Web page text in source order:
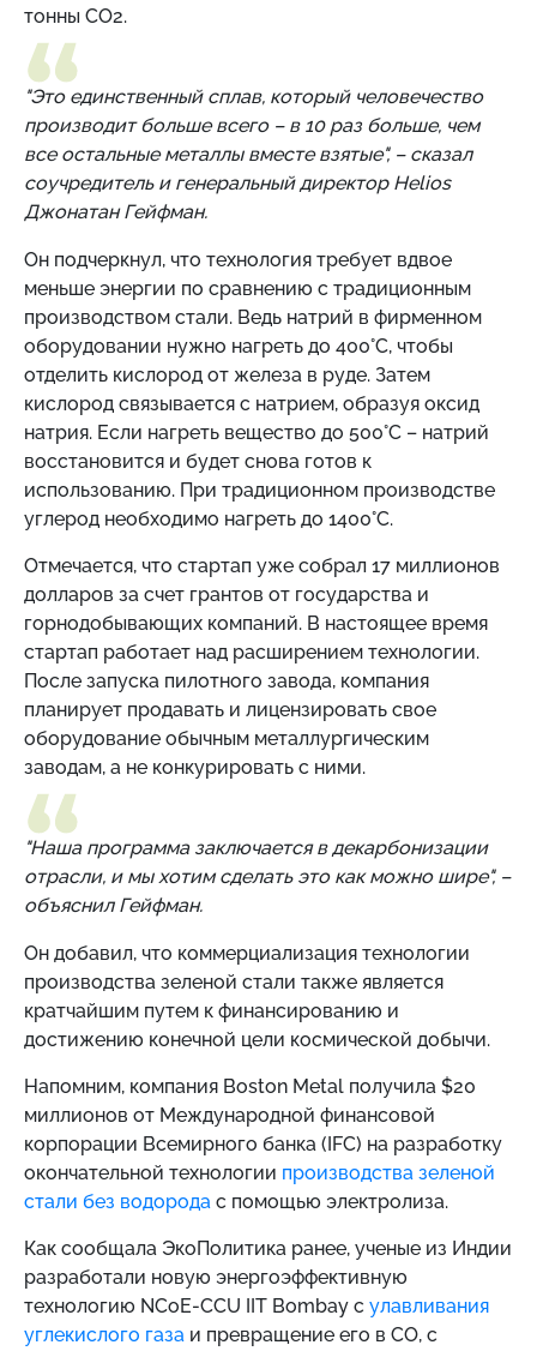
тонны CO2.
"Это единственный сплав, который человечество
производит больше всего – в 10 раз больше, чем
все остальные металлы вместе взятые", – сказал
соучредитель и генеральный директор Helios
Джонатан Гейфман.
Он подчеркнул, что технология требует вдвое
меньше энергии по сравнению с традиционным
производством стали. Ведь натрий в фирменном
оборудовании нужно нагреть до 400°C, чтобы
отделить кислород от железа в руде. Затем
кислород связывается с натрием, образуя оксид
натрия. Если нагреть вещество до 500°C – натрий
восстановится и будет снова готов к
использованию. При традиционном производстве
углерод необходимо нагреть до 1400°C.
Отмечается, что стартап уже собрал 17 миллионов
долларов за счет грантов от государства и
горнодобывающих компаний. В настоящее время
стартап работает над расширением технологии.
После запуска пилотного завода, компания
планирует продавать и лицензировать свое
оборудование обычным металлургическим
заводам, а не конкурировать с ними.
"Наша программа заключается в декарбонизации
отрасли, и мы хотим сделать это как можно шире", –
объяснил Гейфман.
Он добавил, что коммерциализация технологии
производства зеленой стали также является
кратчайшим путем к финансированию и
достижению конечной цели космической добычи.
Напомним, компания Boston Metal получила $20
миллионов от Международной финансовой
корпорации Всемирного банка (IFC) на разработку
окончательной технологии производства зеленой
стали без водорода с помощью электролиза.
Как сообщала ЭкоПолитика ранее, ученые из Индии
разработали новую энергоэффективную
технологию NCoE-CCU IIT Bombay с улавливания
углекислого газа и превращение его в CO, с